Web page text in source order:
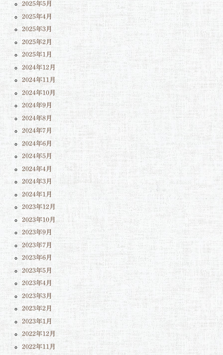
2025年5月
2025年4月
2025年3月
2025年2月
2025年1月
2024年12月
2024年11月
2024年10月
2024年9月
2024年8月
2024年7月
2024年6月
2024年5月
2024年4月
2024年3月
2024年1月
2023年12月
2023年10月
2023年9月
2023年7月
2023年6月
2023年5月
2023年4月
2023年3月
2023年2月
2023年1月
2022年12月
2022年11月